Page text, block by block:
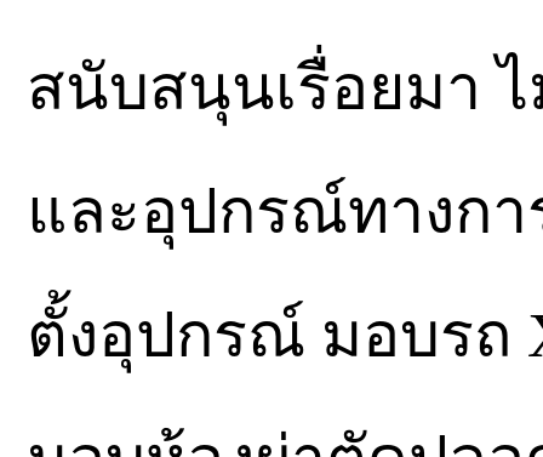
สนับสนุนเรื่อยมา
และอุปกรณ์ทางก
ตั้งอุปกรณ์ มอบรถ